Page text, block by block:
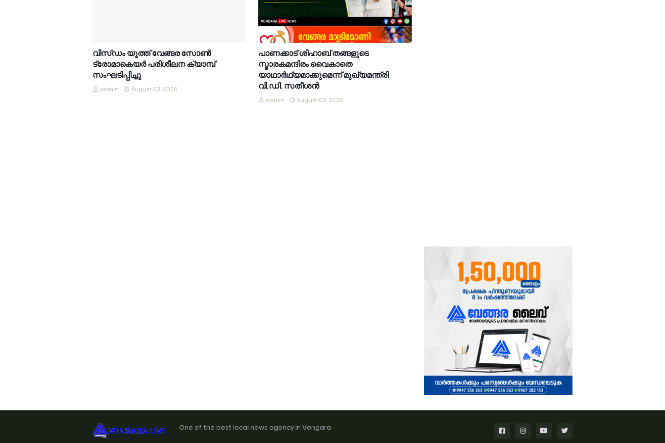
വിസ്ഡം യൂത്ത് വേങ്ങര സോൺ
ട്രോമാകെയർ പരിശീലന ക്യാമ്പ്
സംഘടിപ്പിച്ചു
admin August 03, 2026
പാണക്കാട് ശിഹാബ് തങ്ങളുടെ
സ്മാരകമന്ദിരം വൈകാതെ
യാഥാർഥ്യമാക്കുമെന്ന് മുഖ്യമന്ത്രി
വി.ഡി. സതീശൻ
admin August 03, 2026
One of the best local news agency in Vengara